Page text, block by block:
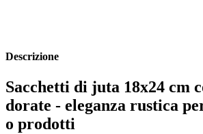
Descrizione
Sacchetti di juta 18x24 cm
dorate - eleganza rustica
o prodotti